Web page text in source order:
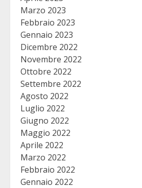
Marzo 2023
Febbraio 2023
Gennaio 2023
Dicembre 2022
Novembre 2022
Ottobre 2022
Settembre 2022
Agosto 2022
Luglio 2022
Giugno 2022
Maggio 2022
Aprile 2022
Marzo 2022
Febbraio 2022
Gennaio 2022